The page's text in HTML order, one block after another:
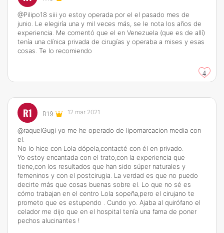
@Pilipo18 siii yo estoy operada por el el pasado mes de
junio. Le elegiría una y mil veces más, se le nota los años de
experiencia. Me comentó que el en Venezuela (que es de allí)
tenía una clínica privada de cirugías y operaba a mises y esas
cosas. Te lo recomiendo
4
R1 R19 12 mar 2021
@raquelGugi yo me he operado de lipomarcacion media con
el.
No lo hice con Lola dópela,contacté con él en privado.
Yo estoy encantada con el trato,con la experiencia que
tiene,con los resultados que han sido súper naturales y
femeninos y con el postcirugia. La verdad es que no puedo
decirte más que cosas buenas sobre el. Lo que no sé es
cómo trabajan en el centro Lola sopeña,pero el cirujano te
prometo que es estupendo . Cundo yo. Ajaba al quirófano el
celador me dijo que en el hospital tenía una fama de poner
pechos alucinantes !